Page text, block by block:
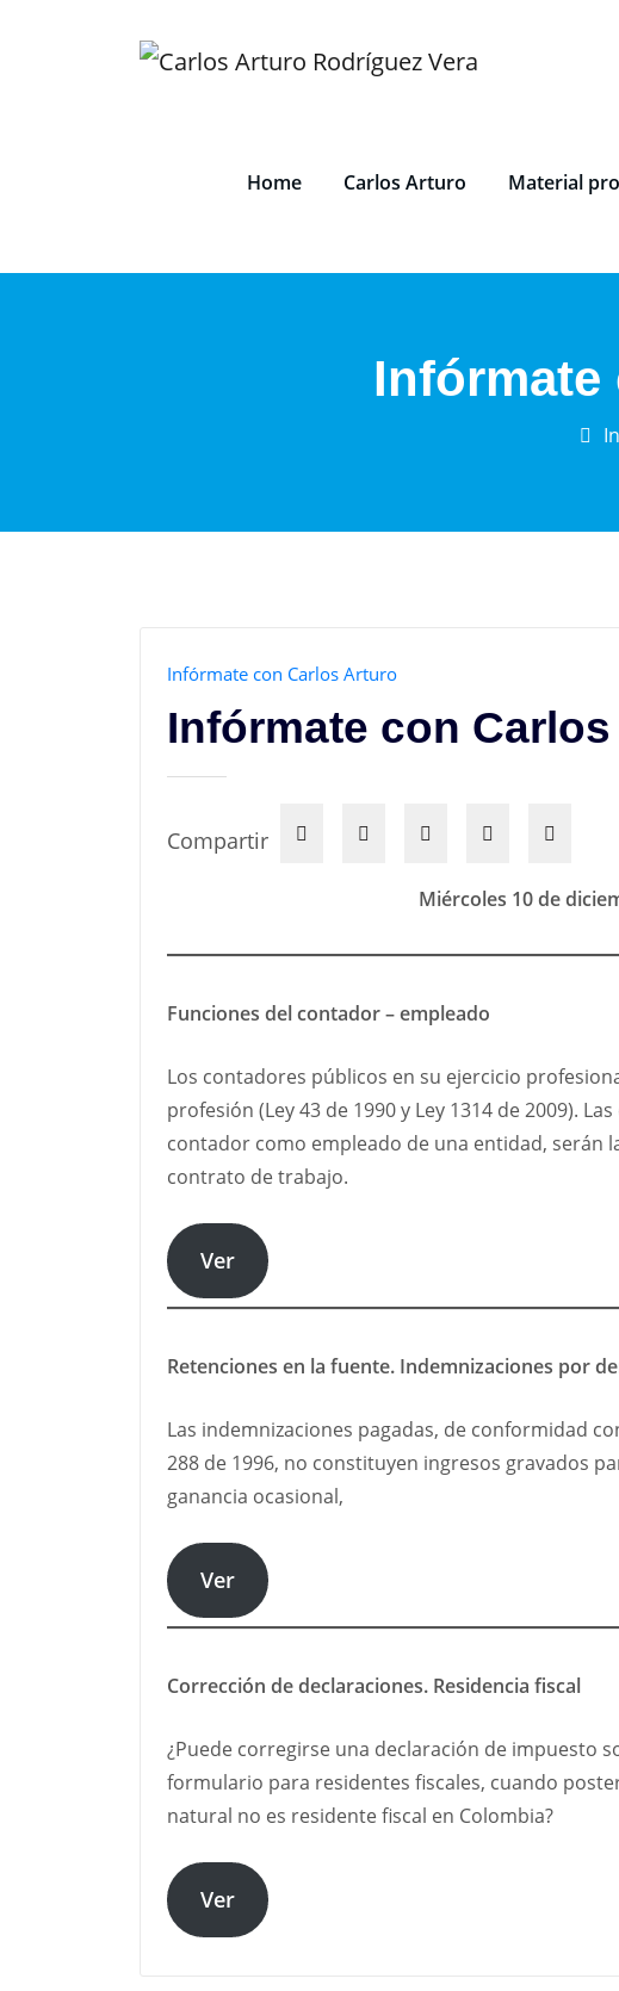
Home Carlos Arturo Material
Infórmate
Infórmate con Carlos Arturo
Infórmate con
Compartir
Miércoles 10 de
Funciones del contador – empleado
Los contadores públicos en su ejercicio
profesión (Ley 43 de 1990 y Ley 1314 de 2009).
contador como empleado de una entidad, serán
contrato de trabajo.
Ver
Retenciones en la fuente. Indemnizaciones por
Las indemnizaciones pagadas, de conformidad
288 de 1996, no constituyen ingresos gravados
ganancia ocasional,
Ver
Corrección de declaraciones. Residencia fiscal
¿Puede corregirse una declaración de impuesto
formulario para residentes fiscales, cuando
natural no es residente fiscal en Colombia?
Ver